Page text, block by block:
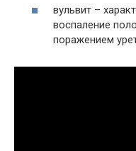
вульвит –
воспаление
поражением